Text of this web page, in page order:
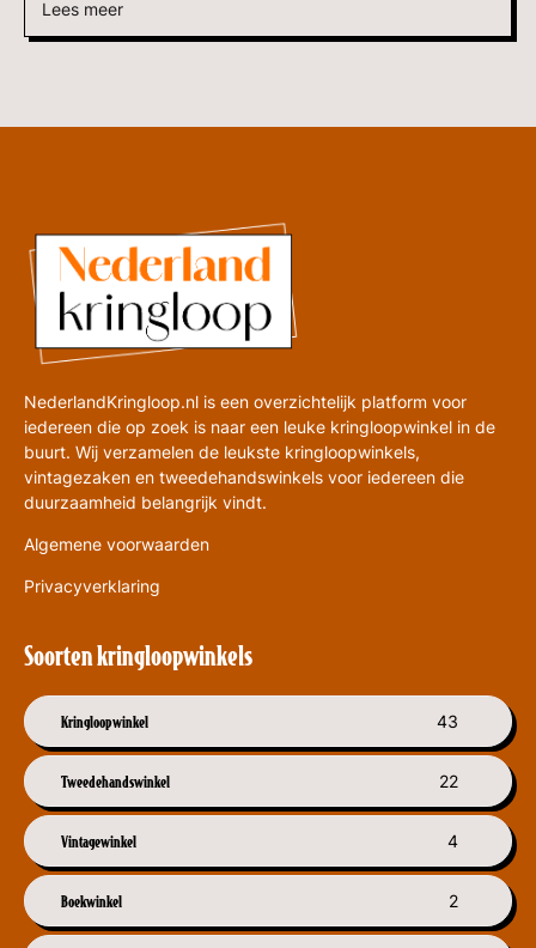
Lees meer
NederlandKringloop.nl is een overzichtelijk platform voor
iedereen die op zoek is naar een leuke kringloopwinkel in de
buurt. Wij verzamelen de leukste kringloopwinkels,
vintagezaken en tweedehandswinkels voor iedereen die
duurzaamheid belangrijk vindt.
Algemene voorwaarden
Privacyverklaring
Soorten kringloopwinkels
Kringloopwinkel 43
Tweedehandswinkel 22
Vintagewinkel 4
Boekwinkel 2